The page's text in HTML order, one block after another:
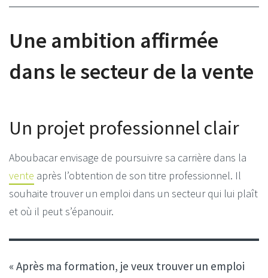
Une ambition affirmée
dans le secteur de la vente
Un projet professionnel clair
Aboubacar envisage de poursuivre sa carrière dans la
vente après l’obtention de son titre professionnel. Il
souhaite trouver un emploi dans un secteur qui lui plaît
et où il peut s’épanouir.
« Après ma formation, je veux trouver un emploi